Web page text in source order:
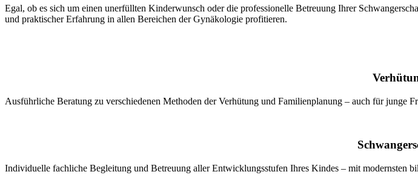
Egal, ob es sich um einen unerfüllten Kinderwunsch oder die professionelle Betreuung Ihrer
und praktischer Erfahrung in allen Bereichen der Gynäkologie profitieren.
Ausführliche Beratung zu verschiedenen Methoden der Verhütung und Familienplanung – auch für junge
Individuelle fachliche Begleitung und Betreuung aller Entwicklungsstufen Ihres Kindes – mit modernsten